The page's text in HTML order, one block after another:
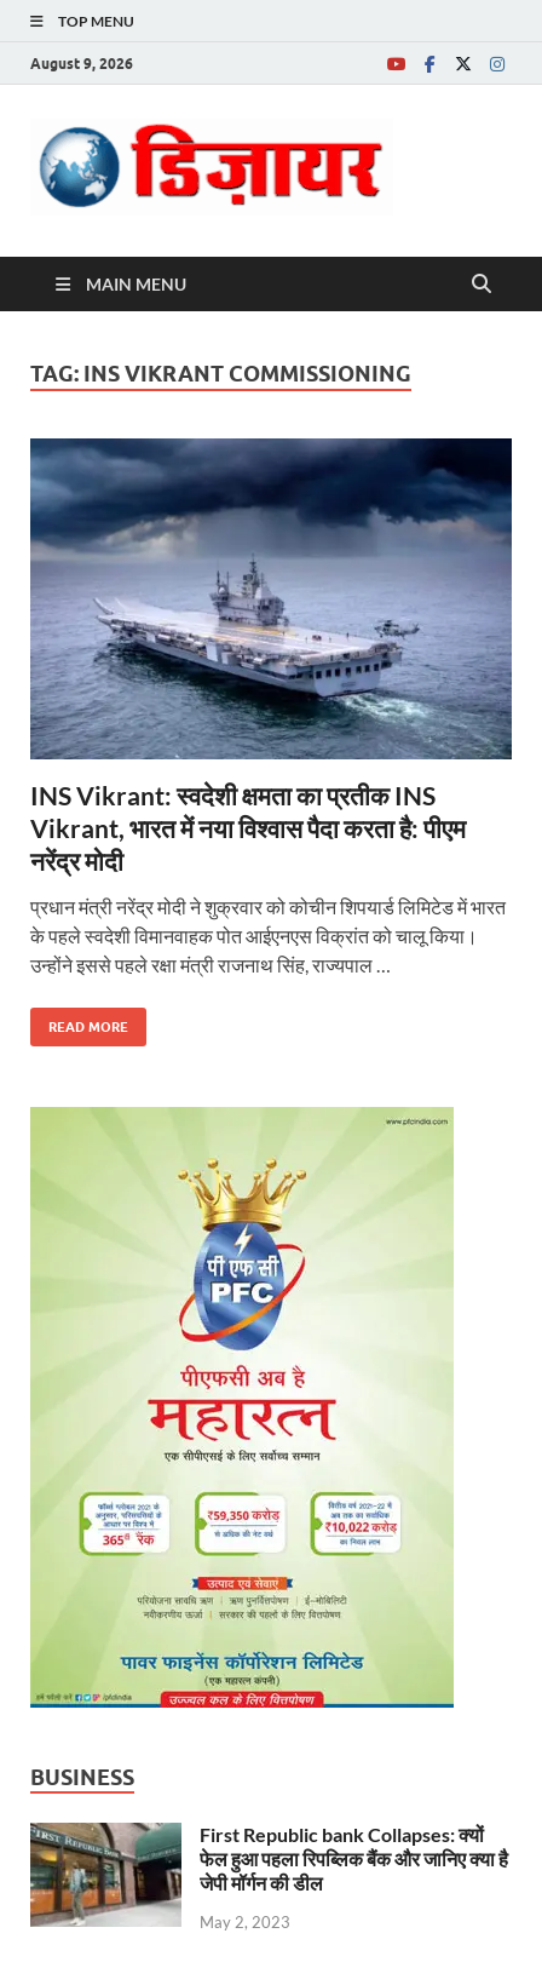
TOP MENU
August 9, 2026
MAIN MENU
TAG: INS VIKRANT COMMISSIONING
INS Vikrant: स्वदेशी क्षमता का प्रतीक INS
Vikrant, भारत में नया विश्वास पैदा करता है: पीएम
नरेंद्र मोदी
प्रधान मंत्री नरेंद्र मोदी ने शुक्रवार को कोचीन शिपयार्ड लिमिटेड में भारत
के पहले स्वदेशी विमानवाहक पोत आईएनएस विक्रांत को चालू किया।
उन्होंने इससे पहले रक्षा मंत्री राजनाथ सिंह, राज्यपाल …
READ MORE
BUSINESS
First Republic bank Collapses: क्यों
फेल हुआ पहला रिपब्लिक बैंक और जानिए क्या है
जेपी मॉर्गन की डील
May 2, 2023